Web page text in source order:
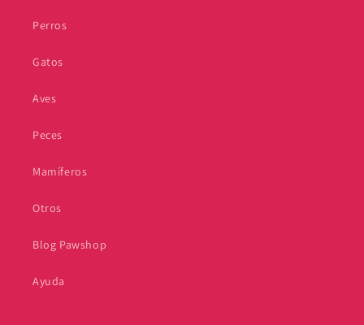
Perros
Gatos
Aves
Peces
Mamíferos
Otros
Blog Pawshop
Ayuda